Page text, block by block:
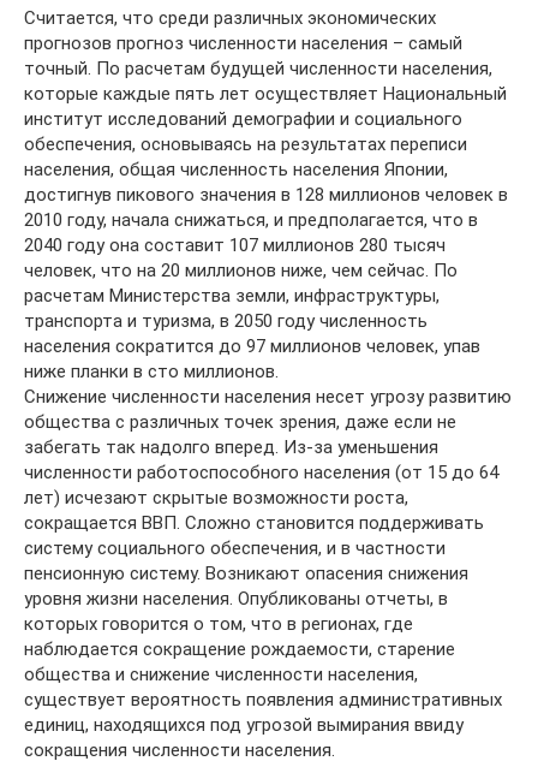
Считается, что среди различных экономических
прогнозов прогноз численности населения – самый
точный. По расчетам будущей численности населения,
которые каждые пять лет осуществляет Национальный
институт исследований демографии и социального
обеспечения, основываясь на результатах переписи
населения, общая численность населения Японии,
достигнув пикового значения в 128 миллионов человек в
2010 году, начала снижаться, и предполагается, что в
2040 году она составит 107 миллионов 280 тысяч
человек, что на 20 миллионов ниже, чем сейчас. По
расчетам Министерства земли, инфраструктуры,
транспорта и туризма, в 2050 году численность
населения сократится до 97 миллионов человек, упав
ниже планки в сто миллионов.
Снижение численности населения несет угрозу развитию
общества с различных точек зрения, даже если не
забегать так надолго вперед. Из-за уменьшения
численности работоспособного населения (от 15 до 64
лет) исчезают скрытые возможности роста,
сокращается ВВП. Сложно становится поддерживать
систему социального обеспечения, и в частности
пенсионную систему. Возникают опасения снижения
уровня жизни населения. Опубликованы отчеты, в
которых говорится о том, что в регионах, где
наблюдается сокращение рождаемости, старение
общества и снижение численности населения,
существует вероятность появления административных
единиц, находящихся под угрозой вымирания ввиду
сокращения численности населения.